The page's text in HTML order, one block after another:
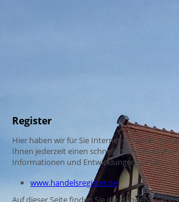
Register
Hier haben wir für Sie Internet-Adressen zu
Ihnen jederzeit einen schnellen und direkten
Informationen und Entwicklungen bieten:
www.handelsregister.de
Auf dieser Seite finden Sie die Handels-,